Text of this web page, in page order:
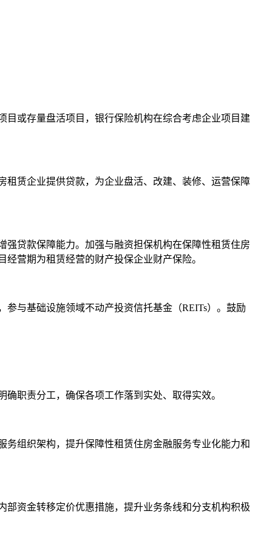
或存量盘活项目，银行保险机构在综合考虑企业项目建
赁企业提供贷款，为企业盘活、改建、装修、运营保障
贷款保障能力。加强与融资担保机构在保障性租赁住房
营期为租赁经营的财产投保企业财产保险。
与基础设施领域不动产投资信托基金（REITs）。鼓励
职责分工，确保各项工作落到实处、取得实效。
组织架构，提升保障性租赁住房金融服务专业化能力和
资金转移定价优惠措施，提升业务条线和分支机构积极